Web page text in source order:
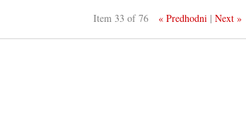
Item 33 of 76 « Predhodni |Next »